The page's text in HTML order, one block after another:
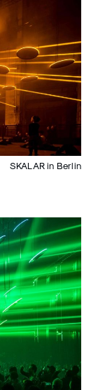
SKALAR in Berlin